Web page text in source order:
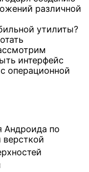
различной
утилиты?
интерфейс
операционной
Андроида по